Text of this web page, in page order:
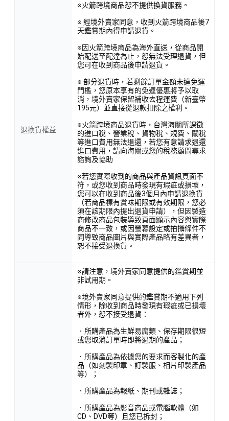
退換貨權益
※火箭跨境商品恕不提供換貨服務。
※ 經境外賣家同意，收到火箭跨境商品後7
天鑑賞期內得申請退貨。
※因火箭跨境商品為海外直送，從商品開
始配送至配達為止，恕無法受理退貨，但
您可在收到商品後申請退貨。
※ 部分退貨時，若剩餘訂單金額未達免運
門檻，您原本享有的免運優惠將予以取
消，境外賣家保留補收去程運費（新臺幣
195元）並直接從退款扣除之權利。
※火箭跨境商品退貨時，台灣海關所課徵
的進口稅、營業稅、貨物稅、規費、關稅
等進口費用無法退還，若您有意請求退還
進口費用，請向海關或您的稅務顧問尋求
諮詢及協助
※若您實際收到的商品與產品資訊頁面不
符，或您收到商品時發現有瑕疵或損壞，
您可以在收到商品後3個月內申請退換貨
（若商品標有賞味期限或有效期限，您必
須在該期限內提出退貨申請），但因製造
商修改商品包裝導致頁面顯示內容與實際
商品不一致，或因螢幕設定或拍攝條件不
同導致商品圖片與實際產品略有差異者，
恕不接受退換貨。
※請注意，境外賣家同意提供的鑑賞期並
非試用期。
※境外賣家同意提供的鑑賞期不適用下列
情形，除收到商品時發現有瑕疵或已損壞
者外，恕不接受退貨：
．所購產品為生鮮易腐類、保存期限很短
或您取消訂單時即將過期的產品；
．所購產品為依據您的要求而客製化的產
品（如刻製印章、訂製服、相片印製產品
等）；
．所購產品為報紙、期刊或雜誌；
．所購產品為影音商品或電腦軟體（如
CD、DVD等）且您已拆封；